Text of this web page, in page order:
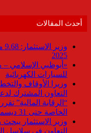
أحدث المقالات
2025
«أبوظبي الإسلامي
للسيارات الكهربائية
وزيرا الأوقاف
التعاون المشترك
“الرقابة المالية”
الخاصة حتى 31 ديسمبر المقبل
وزير الاستثمار يبحث
التعاون في سلاسل